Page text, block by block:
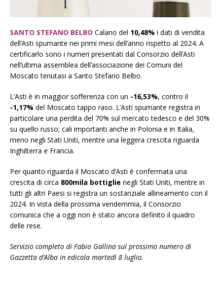
SANTO STEFANO BELBO Calano del 10,48% i dati di vendita
dell’Asti spumante nei primi mesi dell’anno rispetto al 2024. A
certificarlo sono i numeri presentati dal Consorzio dell’Asti
nell’ultima assemblea dell’associazione dei Comuni del
Moscato tenutasi a Santo Stefano Belbo.
L’Asti è in maggior sofferenza con un -16,53%, contro il
-1,17% del Moscato tappo raso. L’Asti spumante registra in
particolare una perdita del 70% sul mercato tedesco e del 30%
su quello russo; cali importanti anche in Polonia e in Italia,
meno negli Stati Uniti, mentre una leggera crescita riguarda
Inghilterra e Francia.
Per quanto riguarda il Moscato d’Asti è confermata una
crescita di circa 800mila bottiglie negli Stati Uniti, mentre in
tutti gli altri Paesi si registra un sostanziale allineamento con il
2024. In vista della prossima vendemmia, il Consorzio
comunica che a oggi non è stato ancora definito il quadro
delle rese.
Servizio completo di Fabio Gallina sul prossimo numero di
Gazzetta d’Alba in edicola martedì 8 luglio.